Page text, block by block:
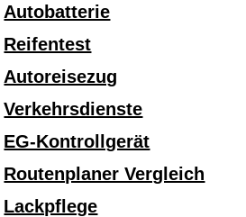
Autobatterie
Reifentest
Autoreisezug
Verkehrsdienste
EG-Kontrollgerät
Routenplaner Vergleich
Lackpflege